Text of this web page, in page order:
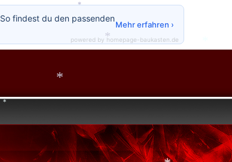
findest du den passenden
Mehr erfahren ›
powered by homepage-baukasten.de